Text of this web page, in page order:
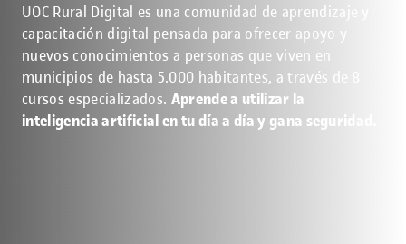
UOC Rural Digital es una comunidad de aprendizaje y
capacitación digital pensada para ofrecer apoyo y
nuevos conocimientos a personas que viven en
municipios de hasta 5.000 habitantes, a través de 8
cursos especializados. Aprende a utilizar la
inteligencia artificial en tu día a día y gana seguridad.